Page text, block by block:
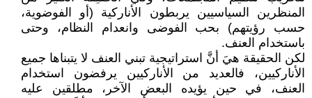
المنظرين السياسيين يربطون الأناركية (أو الفوضوية،
حسب رؤيتهم) بحب الفوضى وانعدام النظام، وحتى
باستخدام العنف.
لكن الحقيقة هيَ أنَّ استراتيجية تبني العنف لا يتبناها جميع
الأناركيين، فالعديد من الأناركيين يرفضون استخدام
العنف، في حين يؤيده البعض الآخر، مطلقين عليه